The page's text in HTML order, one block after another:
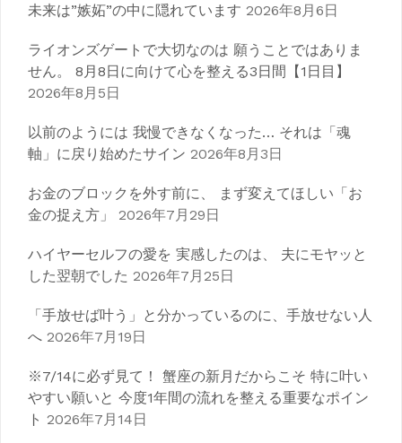
ゲ
ー
シ
ン
未来は”嫉妬”の中に隠れています 2026年8月6日
ライオンズゲートで大切なのは 願うことではありま
せん。 8月8日に向けて心を整える3日間【1日目】
2026年8月5日
以前のようには 我慢できなくなった… それは「魂
軸」に戻り始めたサイン 2026年8月3日
お金のブロックを外す前に、 まず変えてほしい「お
金の捉え方」
2026年7月29日
ハイヤーセルフの愛を 実感したのは、 夫にモヤッと
した翌朝でした 2026年7月25日
「手放せば叶う」と分かっているのに、手放せない人
へ 2026年7月19日
※7/14に必ず見て！ 蟹座の新月だからこそ 特に叶い
やすい願いと 今度1年間の流れを整える重要なポイン
ト 2026年7月14日